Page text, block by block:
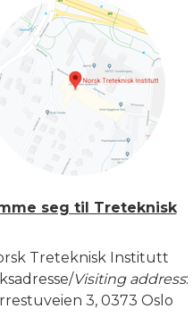
seg til Treteknisk
Treteknisk Institutt
Visiting address:
3, 0373 Oslo